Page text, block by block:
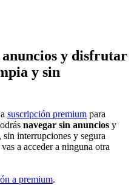
anuncios y disfrutar
y sin
suscripción premium para
navegar sin anuncios y
interrupciones y segura
a acceder a ninguna otra
a premium.